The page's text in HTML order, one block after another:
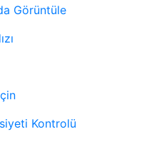
Görüntüle
Kontrolü